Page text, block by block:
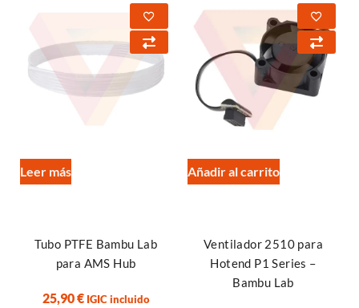
Leer más
Tubo PTFE Bambu Lab
para AMS Hub
25,90€ IGIC incluido
Añadir al carrito
Ventilador 2510 para
Hotend P1 Series –
Bambu Lab